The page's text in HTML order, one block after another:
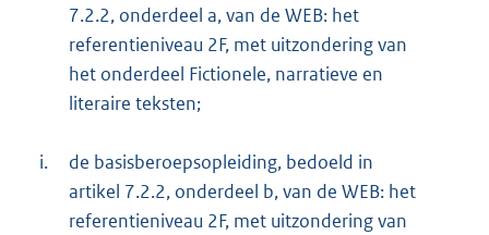
7.2.2, onderdeel a, van de WEB: het
referentieniveau 2F, met uitzondering van
het onderdeel Fictionele, narratieve en
literaire teksten;
i.
de basisberoepsopleiding, bedoeld in
artikel 7.2.2, onderdeel b, van de WEB: het
referentieniveau 2F, met uitzondering van